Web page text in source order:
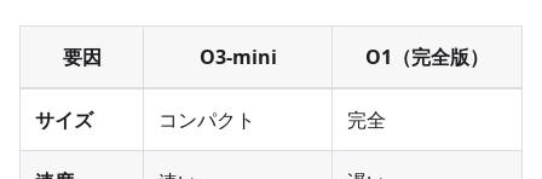
要因 O3-mini O1（完全版）
サイズ コンパクト 完全